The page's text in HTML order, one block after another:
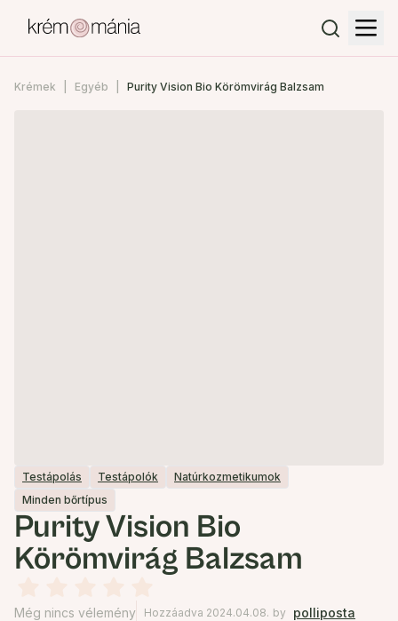
Krémek Egyéb Purity Vision Bio Körömvirág Balzsam
Testápolás Testápolók
Natúrkozmetikumok
Minden bőrtípus
Purity Vision Bio
Körömvirág Balzsam
Még nincs vélemény Hozzáadva 2024.04.08. by polliposta